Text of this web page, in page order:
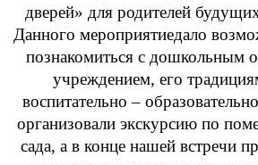
дверей» для родителей
Данного мероприятиедало
познакомиться с дошкольным
учреждением, его
воспитательно –
организовали экскурсию по
сада, а в конце нашей встречи